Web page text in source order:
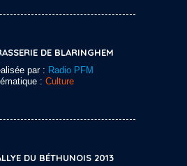
DE BLARINGHEM
par : Radio PFM
: Culture
DU BÉTHUNOIS 2013